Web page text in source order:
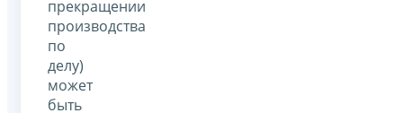
прекращении
производства
по
делу)
может
быть